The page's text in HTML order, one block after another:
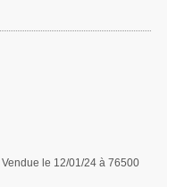
Vendue le 12/01/24 à 76500